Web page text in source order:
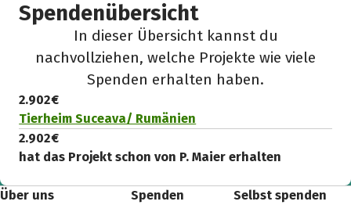
Spendenübersicht
In dieser Übersicht kannst du
nachvollziehen, welche Projekte wie viele
Spenden erhalten haben.
2.902 €
Tierheim Suceava/ Rumänien
2.902 €
hat das Projekt schon von P. Maier erhalten
Über uns
Spenden
Selbst spenden